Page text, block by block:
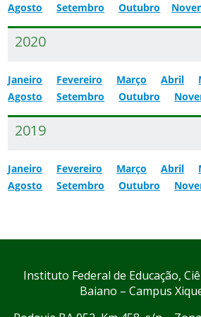
Agosto
Setembro Outubro
2020
Janeiro Fevereiro Março Abril
Agosto
Setembro Outubro
2019
Janeiro Fevereiro Março Abril
Agosto
Setembro Outubro
Instituto Federal de Educação,
Baiano – Campus